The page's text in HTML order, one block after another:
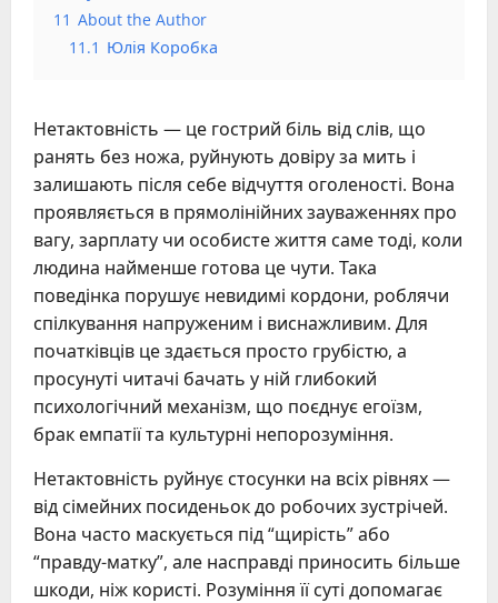
11 About the Author
11.1 Юлія Коробка
Нетактовність — це гострий біль від слів, що
ранять без ножа, руйнують довіру за мить і
залишають після себе відчуття оголеності. Вона
проявляється в прямолінійних зауваженнях про
вагу, зарплату чи особисте життя саме тоді, коли
людина найменше готова це чути. Така
поведінка порушує невидимі кордони, роблячи
спілкування напруженим і виснажливим. Для
початківців це здається просто грубістю, а
просунуті читачі бачать у ній глибокий
психологічний механізм, що поєднує егоїзм,
брак емпатії та культурні непорозуміння.
Нетактовність руйнує стосунки на всіх рівнях —
від сімейних посиденьок до робочих зустрічей.
Вона часто маскується під “щирість” або
“правду-матку”, але насправді приносить більше
шкоди, ніж користі. Розуміння її суті допомагає